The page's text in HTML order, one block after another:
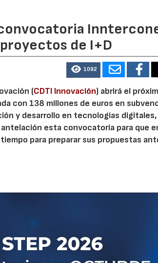
de I+D
1092
(CDTI Innovación) abrirá el
con 138 millones de euros en
y desarrollo en tecnologías
esta convocatoria para que
para preparar sus propuestas